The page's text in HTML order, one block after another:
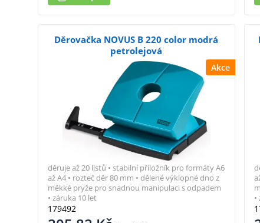
Akce
Děrovačka NOVUS B 220 color modrá
petrolejová
179492
děruje až 20 listů • stabilní příložník pro formáty A6
až A4 • rozteč děr 80 mm • dělené výklopné dno z
měkké pryže pro snadnou manipulaci s odpadem
• záruka 10 let